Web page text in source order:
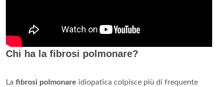
Chi ha la fibrosi polmonare?
La fibrosi polmonare idiopatica colpisce più di frequente